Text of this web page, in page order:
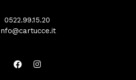
0522.99.15.20